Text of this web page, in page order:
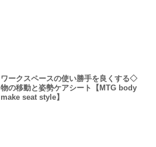
ワークスペースの使い勝手を良くする◇
物の移動と姿勢ケアシート【MTG body
make seat style】